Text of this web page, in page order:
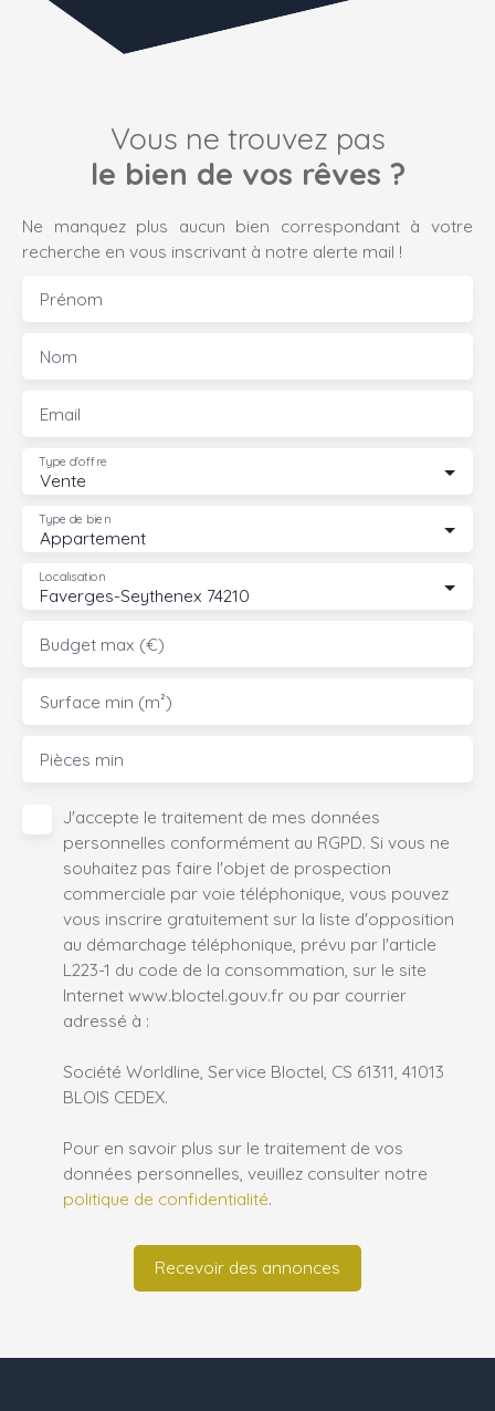
Vous ne trouvez pas
le bien de vos rêves ?
Ne manquez plus aucun bien correspondant à votre
recherche en vous inscrivant à notre alerte mail !
Prénom
Nom
Email
Vente
Type d'offre
Appartement
Type de bien
Faverges-Seythenex 74210
Localisation
Budget max (€)
Surface min (m²)
Pièces min
J'accepte le traitement de mes données
personnelles conformément au RGPD. Si vous ne
souhaitez pas faire l'objet de prospection
commerciale par voie téléphonique, vous pouvez
vous inscrire gratuitement sur la liste d'opposition
au démarchage téléphonique, prévu par l'article
L223-1 du code de la consommation, sur le site
Internet www.bloctel.gouv.fr ou par courrier
adressé à :
Société Worldline, Service Bloctel, CS 61311, 41013
BLOIS CEDEX.
Pour en savoir plus sur le traitement de vos
données personnelles, veuillez consulter notre
politique de confidentialité.
Recevoir des annonces